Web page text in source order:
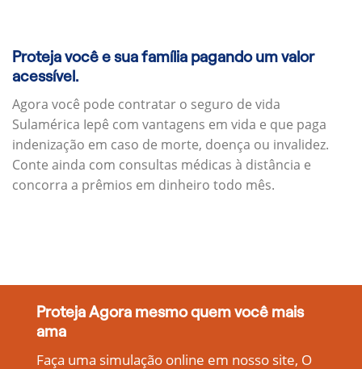
Proteja você e sua família pagando um valor
acessível.
Agora você pode contratar o seguro de vida
Sulamérica Iepê com vantagens em vida e que paga
indenização em caso de morte, doença ou invalidez.
Conte ainda com consultas médicas à distância e
concorra a prêmios em dinheiro todo mês.
Proteja Agora mesmo quem você mais
ama
Faça uma simulação online em nosso site, O